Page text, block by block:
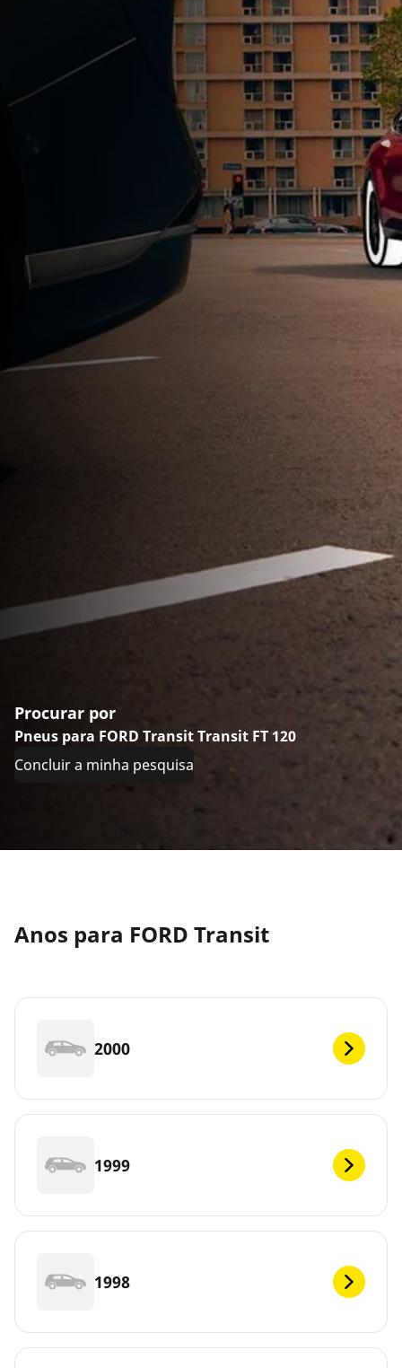
Procurar por
Pneus para FORD Transit Transit FT 120
Concluir a minha pesquisa
Anos para FORD Transit
2000
1999
1998